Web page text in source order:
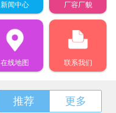
新闻中心 厂容厂貌
在线地图 联系我们
推荐 更多